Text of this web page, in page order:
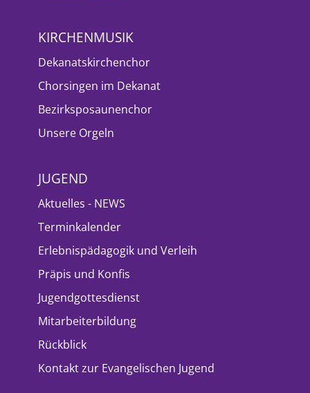
KIRCHENMUSIK
Dekanatskirchenchor
Chorsingen im Dekanat
Bezirksposaunenchor
Unsere Orgeln
JUGEND
Aktuelles - NEWS
Terminkalender
Erlebnispädagogik und Verleih
Präpis und Konfis
Jugendgottesdienst
Mitarbeiterbildung
Rückblick
Kontakt zur Evangelischen Jugend